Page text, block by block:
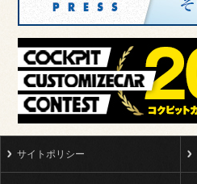
サイトポリシー